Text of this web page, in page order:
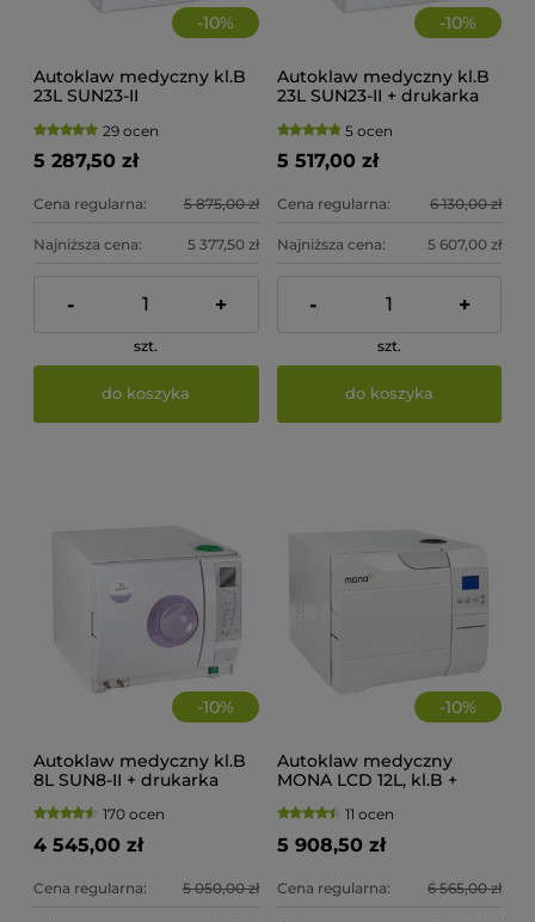
-10%
Autoklaw medyczny kl.B
23L SUN23-II
29 ocen
5 287,50 zł
Cena regularna: 5 875,00 zł
Najniższa cena: 5 377,50 zł
- +
szt.
do koszyka
-10%
Autoklaw medyczny kl.B
23L SUN23-II + drukarka
5 ocen
5 517,00 zł
Cena regularna: 6 130,00 zł
Najniższa cena: 5 607,00 zł
- +
szt.
do koszyka
-10%
Autoklaw medyczny kl.B
8L SUN8-II + drukarka
170 ocen
4 545,00 zł
Cena regularna: 5 050,00 zł
-10%
Autoklaw medyczny
MONA LCD 12L, kl.B +
11 ocen
5 908,50 zł
Cena regularna: 6 565,00 zł